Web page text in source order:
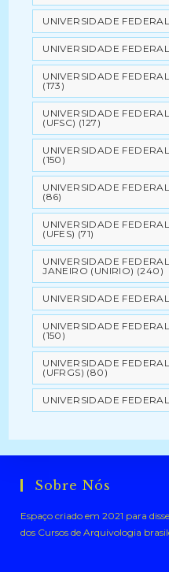
UNIVERSIDADE
UNIVERSIDADE
UNIVERSIDADE
(173)
UNIVERSIDADE
(UFSC) (127)
UNIVERSIDADE
(150)
UNIVERSIDADE
(86)
UNIVERSIDADE
(UFES) (71)
UNIVERSIDADE
JANEIRO (UNIRIO) (240)
UNIVERSIDADE
UNIVERSIDADE
(150)
UNIVERSIDADE
(UFRGS) (80)
UNIVERSIDADE
Sobre Nós
Espaço criado em 2021 para
dos Cursos de Arquivologia